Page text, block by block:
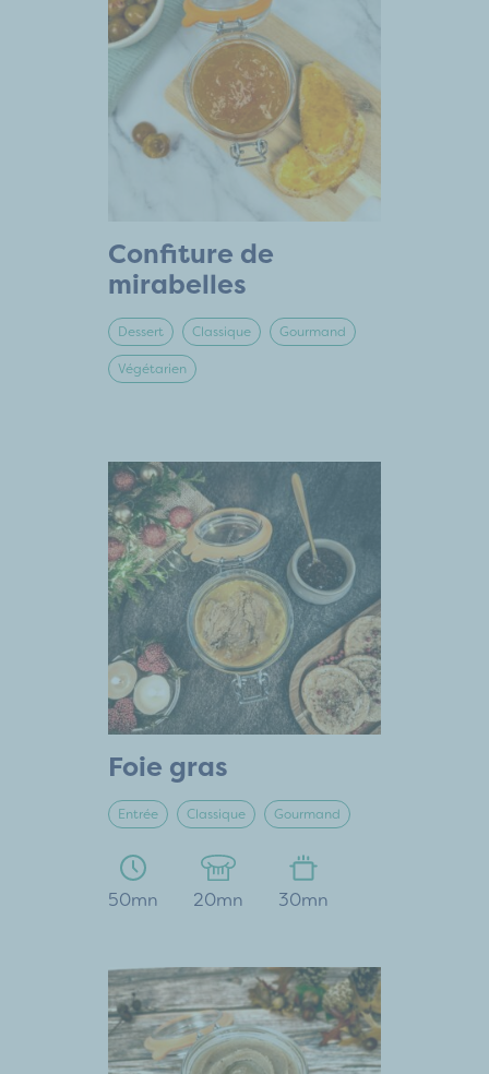
Confiture de
mirabelles
Dessert Classique Gourmand
Végétarien
Foie gras
Entrée Classique Gourmand
50mn 20mn 30mn